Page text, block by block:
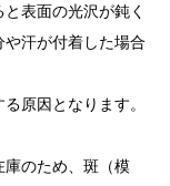
表面の光沢が鈍く
汗が付着した場合
原因となります。
のため、斑（模